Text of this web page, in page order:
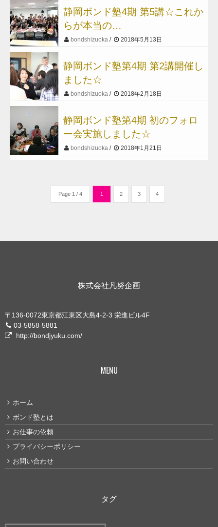
静岡ボンド塾4期 第5講☆これか
らが本当の…
bondshizuoka 2018年5月13日
静岡ボンド塾第4期 第2講開催し
ました☆
bondshizuoka 2018年2月18日
静岡ボンド塾第4期 初のフォロ
ー会実施しました☆
bondshizuoka 2018年1月21日
Page 1 / 4 1 2 3 4
株式会社凡努企画
〒136-0072東京都江東区大島4-2-3 栄進ビル4F
03-5858-5881
http://bondjyuku.com/
MENU
ホーム
ボンド塾とは
お仕事の依頼
プライバシーポリシー
お問い合わせ
タグ